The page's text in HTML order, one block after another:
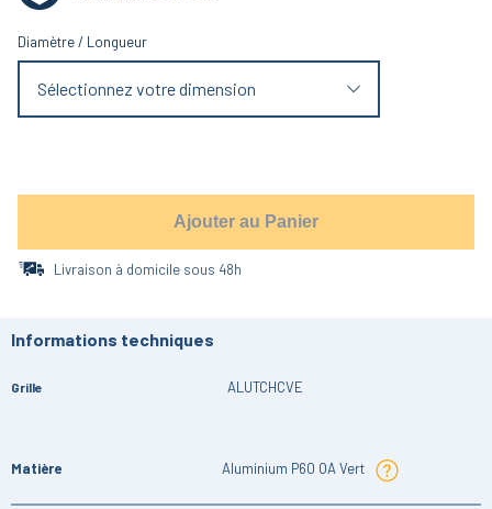
Diamètre/ Longueur
Sélectionnez votre dimension
Ajouter au Panier
Livraison à domicile sous 48h
Informations techniques
Grille ALUTCHCVE
Matière Aluminium P60 OA Vert